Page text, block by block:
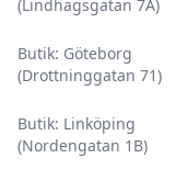
(Lindhagsgatan 7A)
Butik: Göteborg
(Drottninggatan 71)
Butik: Linköping
(Nordengatan 1B)